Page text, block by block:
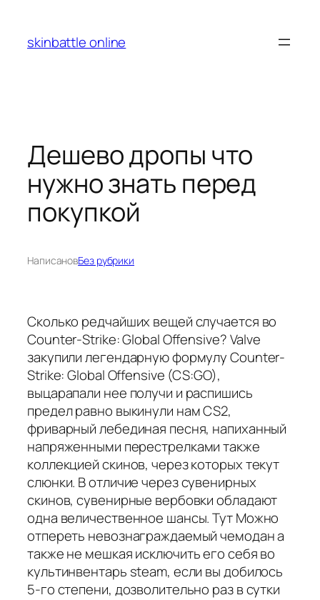
содержимому
skinbattle online
Дешево дропы что
нужно знать перед
покупкой
НаписановБез рубрики
Сколько редчайших вещей случается во
Counter-Strike: Global Offensive? Valve
закупили легендарную формулу Counter-
Strike: Global Offensive (CS:GO),
выцарапали нее получи и распишись
предел равно выкинули нам CS2,
фриварный лебединая песня, напиханный
напряженными перестрелками также
коллекцией скинов, через которых текут
слюнки. В отличие через сувенирных
скинов, сувенирные вербовки обладают
одна величественное шансы. Тут Можно
отпереть невознаграждаемый чемодан а
также не мешкая исключить его себя во
культинвентарь steam, если вы добилось
5-го степени, дозволительно раз в сутки